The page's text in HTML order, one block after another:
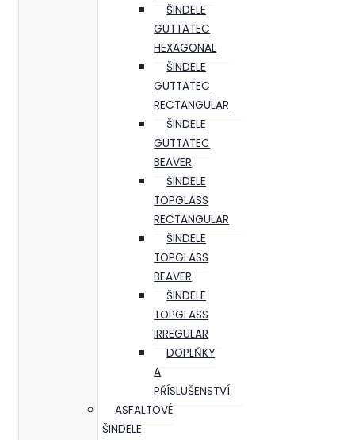
ŠINDELE
GUTTATEC
HEXAGONAL
ŠINDELE
GUTTATEC
RECTANGULAR
ŠINDELE
GUTTATEC
BEAVER
ŠINDELE
TOPGLASS
RECTANGULAR
ŠINDELE
TOPGLASS
BEAVER
ŠINDELE
TOPGLASS
IRREGULAR
DOPLŇKY
A
PŘÍSLUŠENSTVÍ
ASFALTOVÉ
ŠINDELE